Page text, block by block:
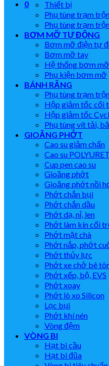
0
Thiết bị
Phụ tùng trạm
Phụ tùng trạm
BƠM MỠ TỰ ĐỘNG
Bơm mỡ điện tự
Bơm mỡ tay
Hệ thống bơm mỡ
Phụ kiện bơm mỡ
BÁNH RĂNG
Phụ tùng trạm
Hộp giảm tốc cối
Hộp giảm tốc
Phụ tùng vít tải,
GIOĂNG PHỚT
Cao su giảm chấn
Cao su
Cup pen cao su
Gioăng phớt
Gioăng phớt nồi
Phớt chắn bụi
Phớt chắn dầu
Phớt dạ, nỉ, len
Phớt làm kín cối
Phớt mặt chà
Phớt nắp, phớt
Phớt thủy lực
Phớt xe chở bê
Phớt xếp, bộ, EVS
Phớt xoay
Phớt lò xo Silicon
Lọc bụi
Phớt khí nén
Vòng đệm
VÒNG BI
Hạt bi cầu
Hạt bi đũa